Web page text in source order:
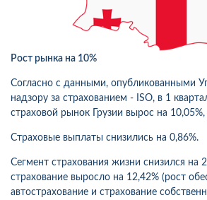
Рост рынка на 10%
Согласно с данными, опубликованными
надзору за страхованием - ISO, в 1
страховой рынок Грузии вырос на
Страховые выплаты снизились на 0,86%.
Сегмент страхования жизни снизился на
страхование выросло на 12,42% (рост
автострахование и страхование